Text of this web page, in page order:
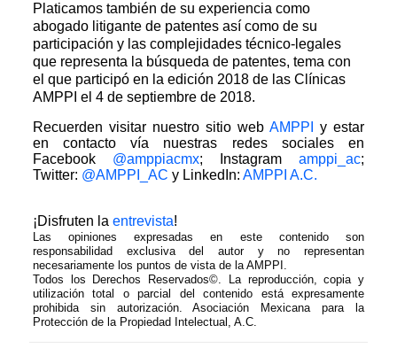
Platicamos también de su experiencia como
abogado litigante de patentes así como de su
participación y las complejidades técnico-legales
que representa la búsqueda de patentes, tema con
el que participó en la edición 2018 de las Clínicas
AMPPI el 4 de septiembre de 2018.
Recuerden visitar nuestro sitio webAMPPI
y estar
en contacto vía nuestras redes sociales en
Facebook @amppiacmx; Instagramamppi_ac;
Twitter: @AMPPI_AC y LinkedIn: AMPPI A.C.
¡Disfruten la entrevista!
Las opiniones expresadas en este contenido son
responsabilidad exclusiva del autor y no representan
necesariamente los puntos de vista de la AMPPI.
Todos los Derechos Reservados©. La reproducción, copia y
utilización total o parcial del contenido está expresamente
prohibida sin autorización. Asociación Mexicana para la
Protección de la Propiedad Intelectual, A.C.